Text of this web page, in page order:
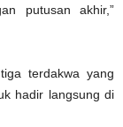
putusan akhir,”
terdakwa yang
hadir langsung di